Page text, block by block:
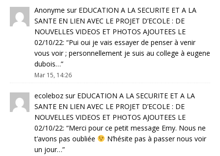
Anonyme sur EDUCATION A LA SECURITE ET A LA
SANTE EN LIEN AVEC LE PROJET D’ECOLE : DE
NOUVELLES VIDEOS ET PHOTOS AJOUTEES LE
02/10/22: “Pui oui je vais essayer de penser à venir
vous voir ; personnellement je suis au college à eugene
dubois…”
Mar 15, 14:26
ecoleboz sur EDUCATION A LA SECURITE ET A LA
SANTE EN LIEN AVEC LE PROJET D’ECOLE : DE
NOUVELLES VIDEOS ET PHOTOS AJOUTEES LE
02/10/22: “Merci pour ce petit message Emy. Nous ne
t’avons pas oubliée
N’hésite pas à passer nous voir
un jour…”